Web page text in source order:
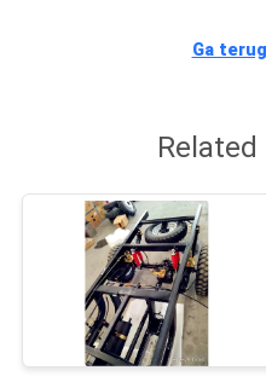
SITEMAP
PRIVACY
POLICY
Ga